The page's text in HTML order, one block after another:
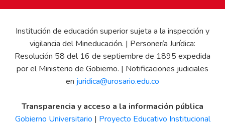
Institución de educación superior sujeta a la inspección y
vigilancia del Mineducación. | Personería Jurídica:
Resolución 58 del 16 de septiembre de 1895 expedida
por el Ministerio de Gobierno. | Notificaciones judiciales
en juridica@urosario.edu.co
Transparencia y acceso a la información pública
Gobierno Universitario | Proyecto Educativo Institucional